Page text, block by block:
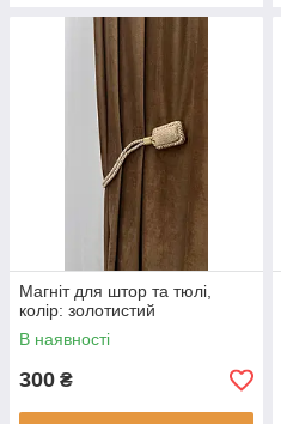
Магніт для штор та тюлі,
колір: золотистий
В наявності
300 ₴